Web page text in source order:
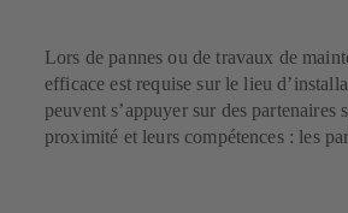
Lors de pannes ou de travaux de
efficace est requise sur le lieu
peuvent s’appuyer sur des
proximité et leurs compétences : les